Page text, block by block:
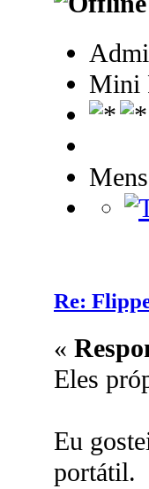
Mini
Re:
«
Eles
Eu
portátil.